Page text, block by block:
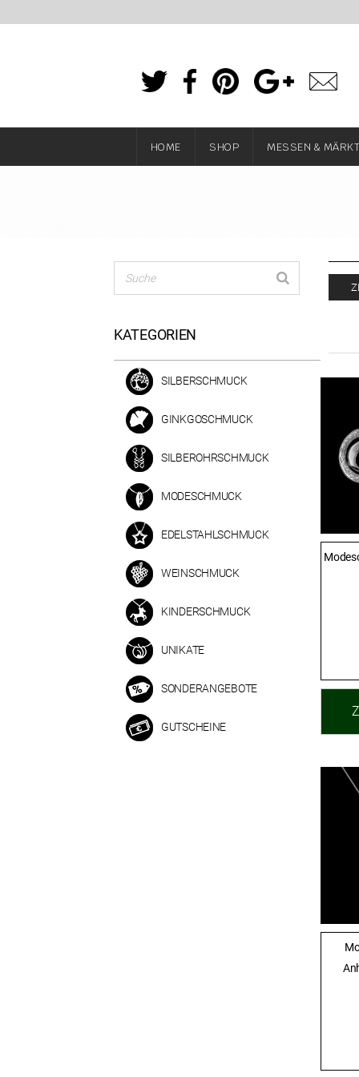
HOME SHOP MESSEN &
KATEGORIEN
SILBERSCHMUCK
GINKGOSCHMUCK
SILBEROHRSCHMUCK
MODESCHMUCK
EDELSTAHLSCHMUCK
WEINSCHMUCK
KINDERSCHMUCK
UNIKATE
SONDERANGEBOTE
GUTSCHEINE